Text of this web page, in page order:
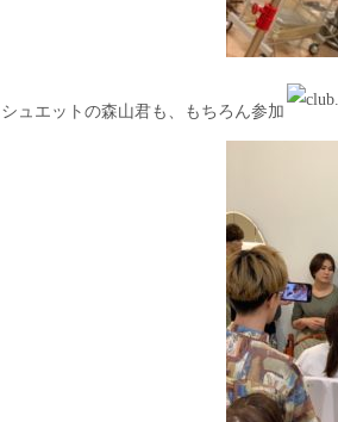
シュエットの森山君も、もちろん参加